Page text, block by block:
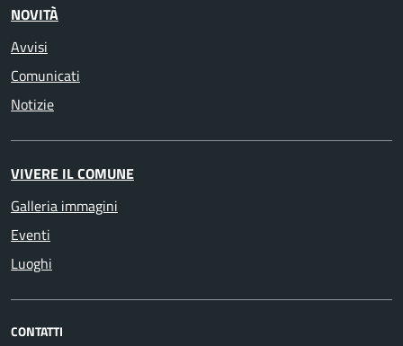
NOVITÀ
Avvisi
Comunicati
Notizie
VIVERE IL COMUNE
Galleria immagini
Eventi
Luoghi
CONTATTI